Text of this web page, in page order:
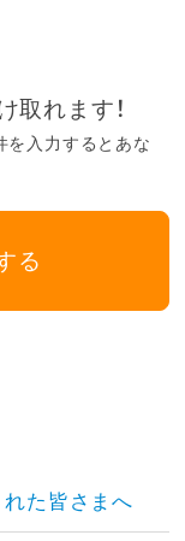
取れます！
を入力するとあな
る
た皆さまへ